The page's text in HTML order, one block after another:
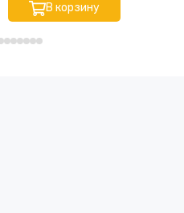
В корзину